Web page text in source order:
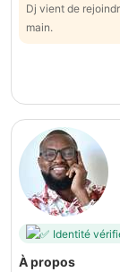
Dj vient de
main.
Identité
À propos